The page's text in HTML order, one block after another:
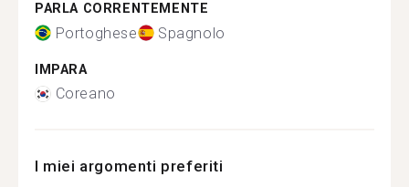
PARLA CORRENTEMENTE
Portoghese Spagnolo
IMPARA
Coreano
I miei argomenti preferiti